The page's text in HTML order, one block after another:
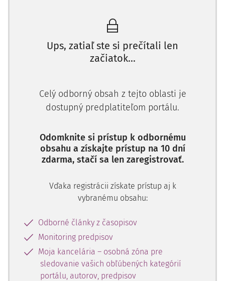
Ups, zatiaľ ste si prečítali len
začiatok...
Celý odborný obsah z tejto oblasti je
dostupný predplatiteľom portálu.
Odomknite si prístup k odbornému
obsahu a získajte prístup na 10 dní
zdarma, stačí sa len zaregistrovať.
Vďaka registrácii získate prístup aj k
vybranému obsahu:
Odborné články z časopisov
Monitoring predpisov
Moja kancelária – osobná zóna pre
sledovanie vašich obľúbených kategórií
portálu, autorov, predpisov